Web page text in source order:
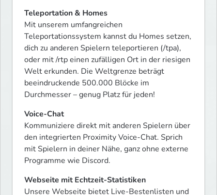
Teleportation & Homes
Mit unserem umfangreichen
Teleportationssystem kannst du Homes setzen,
dich zu anderen Spielern teleportieren (/tpa),
oder mit /rtp einen zufälligen Ort in der riesigen
Welt erkunden. Die Weltgrenze beträgt
beeindruckende 500.000 Blöcke im
Durchmesser – genug Platz für jeden!
Voice-Chat
Kommuniziere direkt mit anderen Spielern über
den integrierten Proximity Voice-Chat. Sprich
mit Spielern in deiner Nähe, ganz ohne externe
Programme wie Discord.
Webseite mit Echtzeit-Statistiken
Unsere Webseite bietet Live-Bestenlisten und